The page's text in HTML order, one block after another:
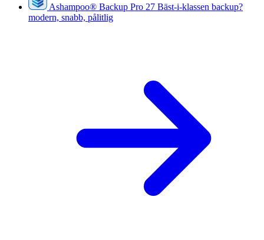
Ashampoo® Backup Pro 27 Bäst-i-klassen backup?
modern, snabb, pålitlig